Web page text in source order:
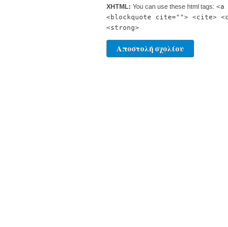
XHTML: You can use these html tags:
<blockquote cite=""> <cite>
<strong>